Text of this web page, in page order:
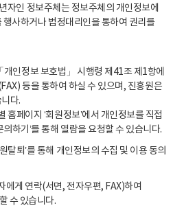
자인 정보주체는 정보주체의 개인정보에
사하거나 법정대리인을 통하여 권리를
인정보 보호법」 시행령 제41조 제1항에
등을 통하여 하실 수 있으며, 진흥원은
다.
홈페이지 ‘회원정보’에서 개인정보를 직접
의하기’를 통해 열람을 요청할 수 있습니다.
탈퇴’를 통해 개인정보의 수집 및 이용 동의
에게 연락(서면, 전자우편, FAX)하여
수 있습니다.